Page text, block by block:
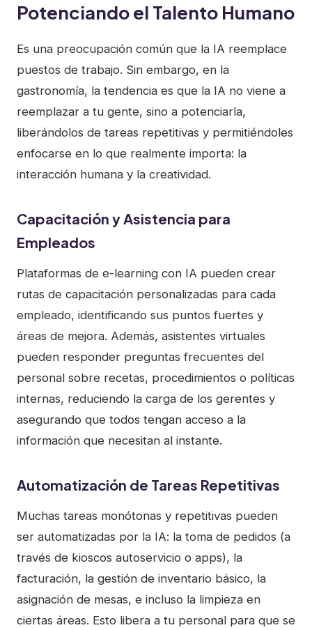
Potenciando el Talento Humano
Es una preocupación común que la IA reemplace
puestos de trabajo. Sin embargo, en la
gastronomía, la tendencia es que la IA no viene a
reemplazar a tu gente, sino a potenciarla,
liberándolos de tareas repetitivas y permitiéndoles
enfocarse en lo que realmente importa: la
interacción humana y la creatividad.
Capacitación y Asistencia para
Empleados
Plataformas de e-learning con IA pueden crear
rutas de capacitación personalizadas para cada
empleado, identificando sus puntos fuertes y
áreas de mejora. Además, asistentes virtuales
pueden responder preguntas frecuentes del
personal sobre recetas, procedimientos o políticas
internas, reduciendo la carga de los gerentes y
asegurando que todos tengan acceso a la
información que necesitan al instante.
Automatización de Tareas Repetitivas
Muchas tareas monótonas y repetitivas pueden
ser automatizadas por la IA: la toma de pedidos (a
través de kioscos autoservicio o apps), la
facturación, la gestión de inventario básico, la
asignación de mesas, e incluso la limpieza en
ciertas áreas. Esto libera a tu personal para que se